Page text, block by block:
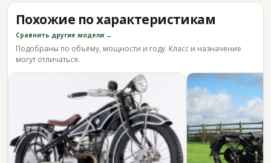
Похожие по характеристикам
Сравнить другие модели →
Подобраны по объёму, мощности и году. Класс и назначение
могут отличаться.